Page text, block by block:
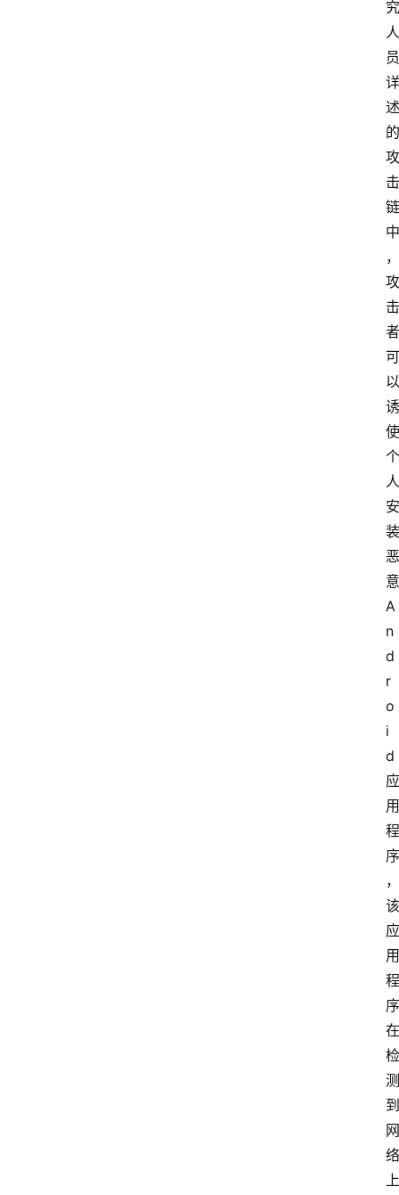
究
人
员
详
述
的
攻
击
链
中
，
攻
击
者
可
以
诱
使
个
人
安
装
恶
意
A
n
d
r
o
i
d
应
用
程
序
，
该
应
用
程
序
在
检
测
到
网
络
上